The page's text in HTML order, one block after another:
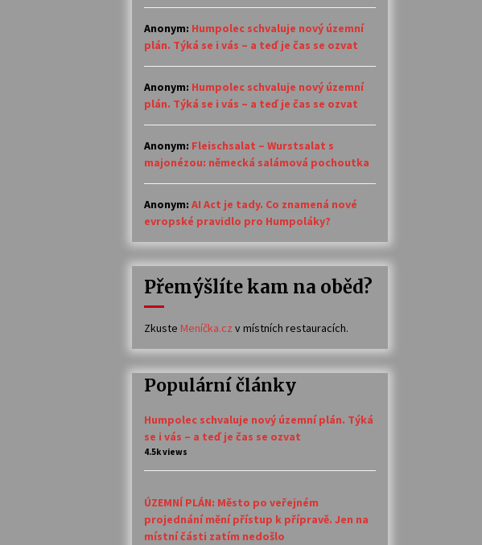
Anonym: Humpolec schvaluje nový územní
plán. Týká se i vás – a teď je čas se ozvat
Anonym: Humpolec schvaluje nový územní
plán. Týká se i vás – a teď je čas se ozvat
Anonym: Fleischsalat – Wurstsalat s
majonézou: německá salámová pochoutka
Anonym: AI Act je tady. Co znamená nové
evropské pravidlo pro Humpoláky?
Přemýšlíte kam na oběd?
Zkuste Meníčka.cz v místních restauracích.
Populární články
Humpolec schvaluje nový územní plán. Týká
se i vás – a teď je čas se ozvat
4.5k views
ÚZEMNÍ PLÁN: Město po veřejném
projednání mění přístup k přípravě. Jen na
místní části zatím nedošlo